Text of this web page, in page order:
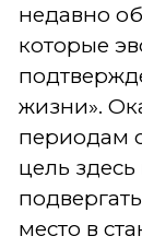
недавно
которые
жизни».
периодам
цель
место в